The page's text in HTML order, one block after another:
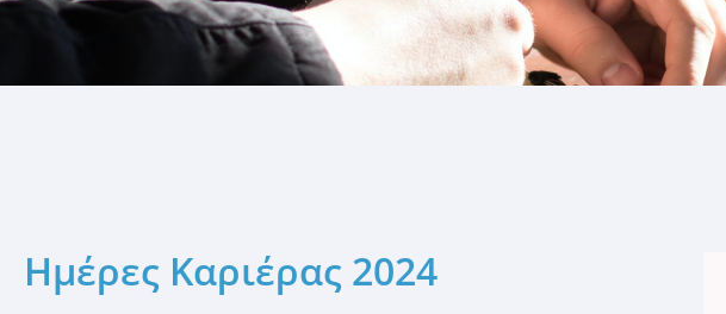
Ημέρες Καριέρας 2024